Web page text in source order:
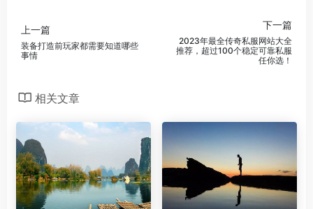
上一篇
装备打造前玩家都需要知道哪些
事情
下一篇
2023年最全传奇私服网站大全
推荐，超过100个稳定可靠私服
任你选！
相关文章